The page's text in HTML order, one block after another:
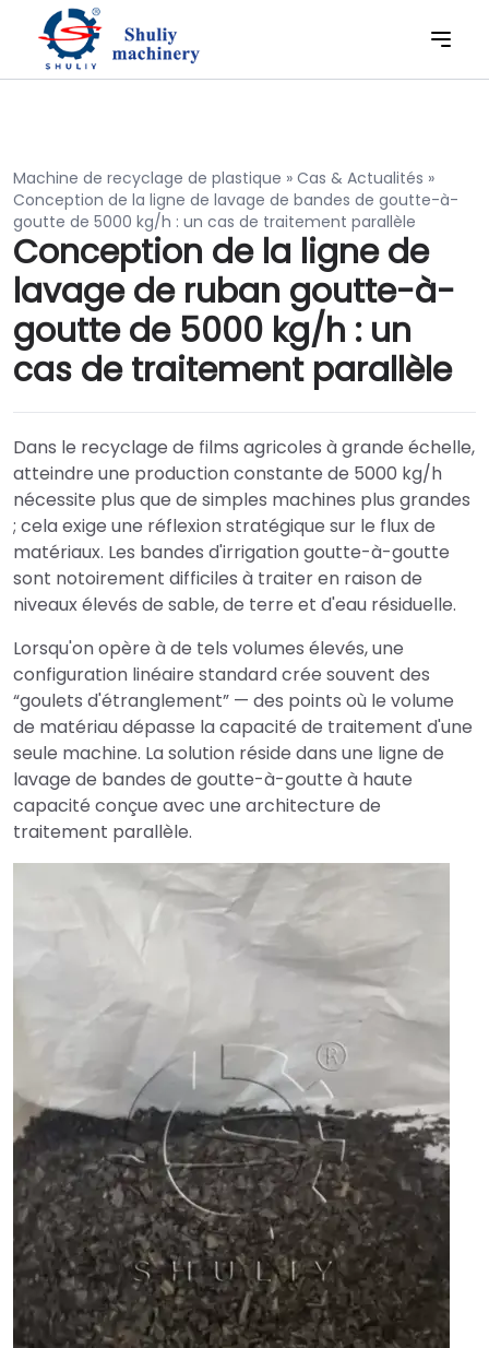
Machine de recyclage de plastique » Cas & Actualités »
Conception de la ligne de lavage de bandes de goutte-à-
goutte de 5000 kg/h : un cas de traitement parallèle
Conception de la ligne de
lavage de ruban goutte-à-
goutte de 5000 kg/h : un
cas de traitement parallèle
Dans le recyclage de films agricoles à grande échelle,
atteindre une production constante de 5000 kg/h
nécessite plus que de simples machines plus grandes
; cela exige une réflexion stratégique sur le flux de
matériaux. Les bandes d'irrigation goutte-à-goutte
sont notoirement difficiles à traiter en raison de
niveaux élevés de sable, de terre et d'eau résiduelle.
Lorsqu'on opère à de tels volumes élevés, une
configuration linéaire standard crée souvent des
“goulets d'étranglement” — des points où le volume
de matériau dépasse la capacité de traitement d'une
seule machine. La solution réside dans une ligne de
lavage de bandes de goutte-à-goutte à haute
capacité conçue avec une architecture de
traitement parallèle.